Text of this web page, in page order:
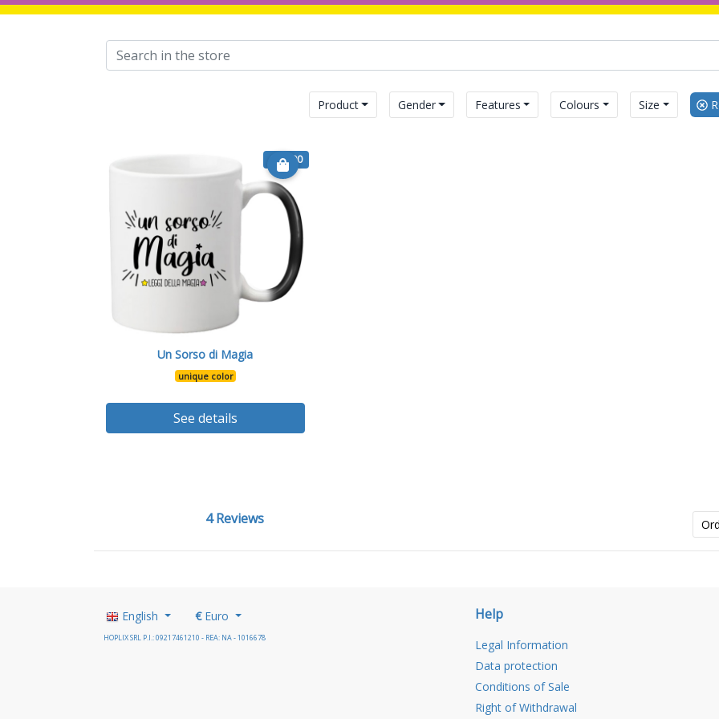
€ 17.90
Un Sorso di Magia
unique color
See details
Product Gender Features Colours Size
4 Reviews
English €Euro
HOPLIX SRL P.I.: 09217461210 - REA: NA - 1016678
Help
Legal Information
Data protection
Conditions of Sale
Right of Withdrawal